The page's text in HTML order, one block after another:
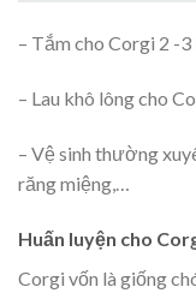
– Tắm cho Corgi 2 -3
– Lau khô lông cho
– Vệ sinh thường
răng miệng,…
Huấn luyện cho
Corgi vốn là giống